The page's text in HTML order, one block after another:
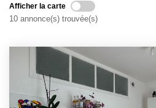
Nos
Avis Clients
Avis Clients
Afficher la carte
10 annonce(s) trouvée(s)